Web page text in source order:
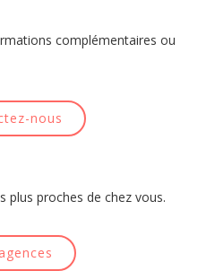
complémentaires ou
nous
plus proches de chez vous.